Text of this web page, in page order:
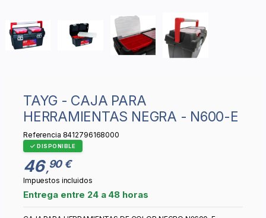
TAYG - CAJA PARA
HERRAMIENTAS NEGRA - N600-E
Referencia 8412796168000
DISPONIBLE
46 ,90 €
Impuestos incluidos
Entrega entre 24 a 48 horas